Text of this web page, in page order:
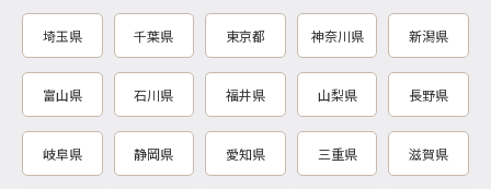
埼玉県 千葉県 東京都 神奈川県 新潟県
富山県 石川県 福井県 山梨県 長野県
岐阜県 静岡県 愛知県 三重県 滋賀県